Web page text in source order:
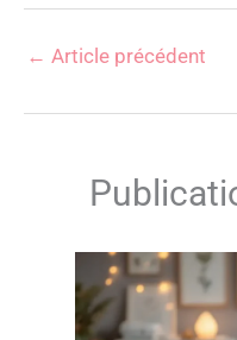
← Article précédent